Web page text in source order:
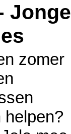
zomer
helpen?